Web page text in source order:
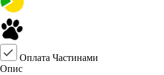
Оплата Частинами
Опис